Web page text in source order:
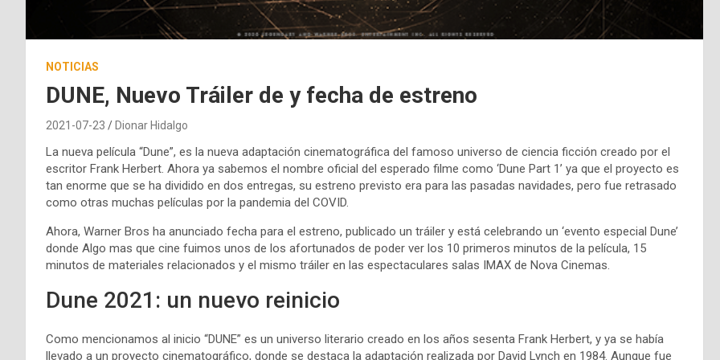
NOTICIAS
DUNE, Nuevo Tráiler de y fecha de estreno
2021-07-23 Dionar Hidalgo
La nueva película “Dune”, es la nueva adaptación cinematográfica del famoso universo de ciencia ficción creado por el
escritor Frank Herbert. Ahora ya sabemos el nombre oficial del esperado filme como ‘Dune Part 1’ ya que el proyecto es
tan enorme que se ha dividido en dos entregas, su estreno previsto era para las pasadas navidades, pero fue retrasado
como otras muchas películas por la pandemia del COVID.
Ahora, Warner Bros ha anunciado fecha para el estreno, publicado un tráiler y está celebrando un ‘evento especial Dune’
donde Algo mas que cine fuimos unos de los afortunados de poder ver los 10 primeros minutos de la película, 15
minutos de materiales relacionados y el mismo tráiler en las espectaculares salas IMAX de Nova Cinemas.
Dune 2021: un nuevo reinicio
Como mencionamos al inicio “DUNE” es un universo literario creado en los años sesenta Frank Herbert, y ya se había
llevado a un proyecto cinematográfico, donde se destaca la adaptación realizada por David Lynch en 1984. Aunque fue